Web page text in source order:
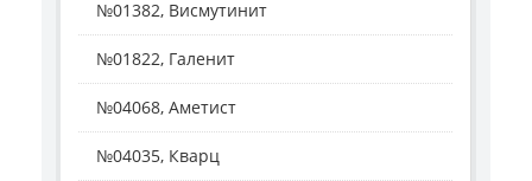
№01382, Висмутинит
№01822, Галенит
№04068, Аметист
№04035, Кварц